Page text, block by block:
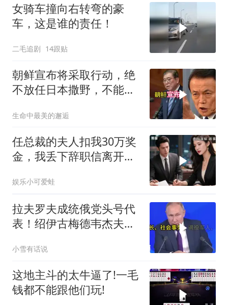
女骑车撞向右转弯的豪
车，这是谁的责任！
二毛追剧 14跟贴
朝鲜宣布将采取行动，绝
不放任日本撒野，不能让
生命中最美的邂逅
任总裁的夫人扣我30万奖
金，我丢下辞职信离开，
你签约
娱乐小可爱蛙
拉夫罗夫成统俄党头号代
表！绍伊古梅德韦杰夫双
懂了吗
小雪有话说
这地主斗的太牛逼了!一毛
钱都不能跟他们玩!